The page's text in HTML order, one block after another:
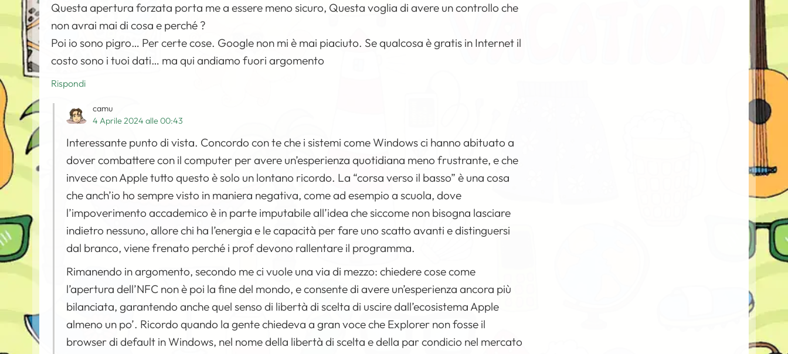
Questa apertura forzata porta me a essere meno sicuro, Questa voglia di avere un controllo che
non avrai mai di cosa e perché ?
Poi io sono pigro… Per certe cose. Google non mi è mai piaciuto. Se qualcosa è gratis in Internet il
costo sono i tuoi dati… ma qui andiamo fuori argomento
Rispondi
camu
4 Aprile 2024 alle 00:43
Interessante punto di vista. Concordo con te che i sistemi come Windows ci hanno abituato a
dover combattere con il computer per avere un’esperienza quotidiana meno frustrante, e che
invece con Apple tutto questo è solo un lontano ricordo. La “corsa verso il basso” è una cosa
che anch’io ho sempre visto in maniera negativa, come ad esempio a scuola, dove
l’impoverimento accademico è in parte imputabile all’idea che siccome non bisogna lasciare
indietro nessuno, allore chi ha l’energia e le capacità per fare uno scatto avanti e distinguersi
dal branco, viene frenato perché i prof devono rallentare il programma.
Rimanendo in argomento, secondo me ci vuole una via di mezzo: chiedere cose come
l’apertura dell’NFC non è poi la fine del mondo, e consente di avere un’esperienza ancora più
bilanciata, garantendo anche quel senso di libertà di scelta di uscire dall’ecosistema Apple
almeno un po’. Ricordo quando la gente chiedeva a gran voce che Explorer non fosse il
browser di default in Windows, nel nome della libertà di scelta e della par condicio nel mercato